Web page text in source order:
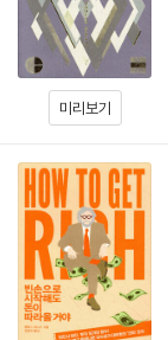
미리보기